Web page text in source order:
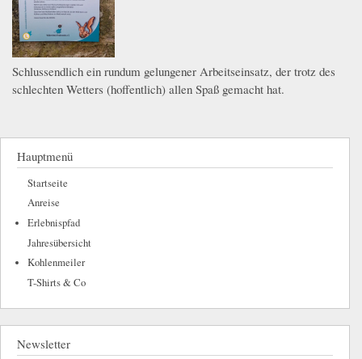
Schlussendlich ein rundum gelungener Arbeitseinsatz, der trotz des
schlechten Wetters (hoffentlich) allen Spaß gemacht hat.
Hauptmenü
Startseite
Anreise
Erlebnispfad
Jahresübersicht
Kohlenmeiler
T-Shirts & Co
Newsletter